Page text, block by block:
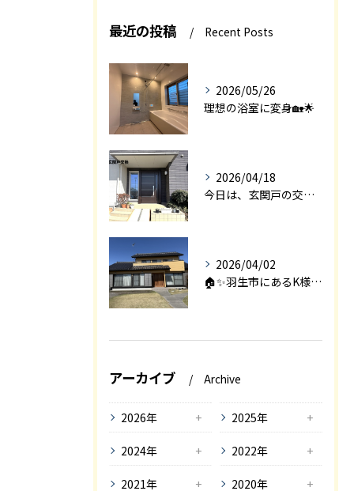
最近の投稿 Recent Posts
2026/05/26
理想の浴室に変身🏡🌟
2026/04/18
今日は、玄関戸の交換工事をご紹介します🚪✨。
2026/04/02
🏠✨羽生市にあるK様邸は、2008年に㈱エアロックで新築され...
アーカイブ Archive
2026年 2025年
2024年 2022年
2021年 2020年